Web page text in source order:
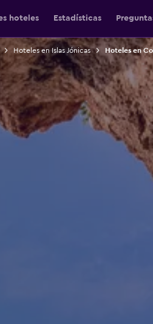
hoteles Estadísticas
Hoteles en Islas Jónicas Hoteles en